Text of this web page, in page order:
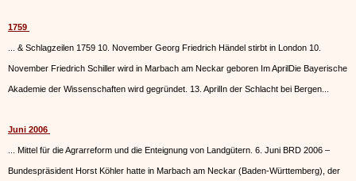
1759
... & Schlagzeilen 1759 10. November Georg Friedrich Händel stirbt in London 10.
November Friedrich Schiller wird in Marbach am Neckar geboren Im AprilDie Bayerische
Akademie der Wissenschaften wird gegründet. 13. AprilIn der Schlacht bei Bergen...
Juni 2006
... Mittel für die Agrarreform und die Enteignung von Landgütern. 6. Juni BRD 2006 –
Bundespräsident Horst Köhler hatte in Marbach am Neckar (Baden-Württemberg), der